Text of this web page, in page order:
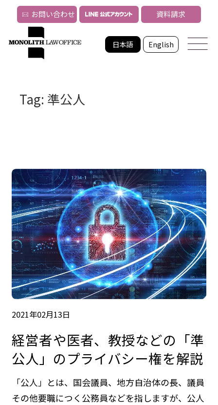
日本語 English
お問い合わせ 資料請求
Tag: 準公人
2021年02月13日
経営者や医者、教授などの「準
公人」のプライバシー権を解説
「公人」とは、国会議員、地方自治体の長、議員
その他要職につく公務員などを指しますが、公人